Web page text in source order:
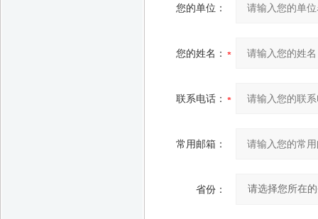
您的单位：
您的姓名：
联系电话：
常用邮箱：
省份：